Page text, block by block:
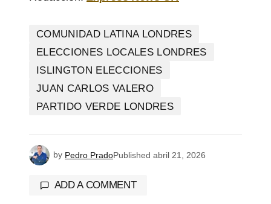
COMUNIDAD LATINA LONDRES
ELECCIONES LOCALES LONDRES
ISLINGTON ELECCIONES
JUAN CARLOS VALERO
PARTIDO VERDE LONDRES
by Pedro PradoPublished abril 21, 2026
ADD A COMMENT